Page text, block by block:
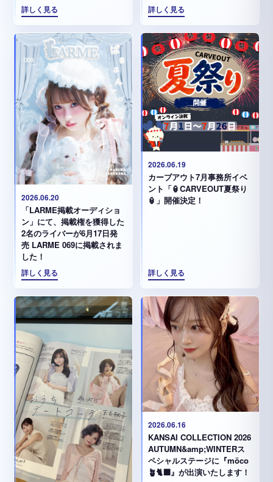
詳しく見る 詳しく見る
2026.06.20
「LARME掲載オーディショ
ン」にて、掲載権を獲得した
2名のライバーが6月17日発
売 LARME 069に掲載されま
した！
詳しく見る
2026.06.19
カーブアウト7月事務所イベ
ント「🏮CARVEOUT夏祭り
🏮」開催決定！
詳しく見る
2026.06.16
KANSAI COLLECTION 2026
AUTUMN&amp;WINTERス
ペシャルステージに『möco
🪴🐈‍⬛』が出演いたします！